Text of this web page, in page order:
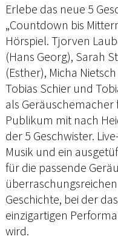
Erlebe das neue 5
„Countdown bis
Hörspiel. Tjorven
(Hans Georg), Sarah
(Esther), Micha
Tobias Schier und
als
Publikum mit nach
der 5 Geschwister.
Musik und ein
für die passende
Geschichte, bei der
einzigartigen
wird.